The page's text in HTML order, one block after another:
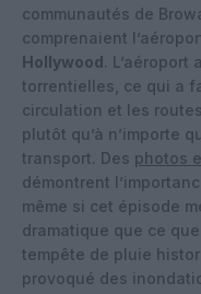
communautés de
comprenaient
Hollywood. L’aéroport
torrentielles, ce qui a
circulation et les
plutôt qu’à n’importe
transport. Des photos
démontrent
même si cet épisode
dramatique que ce
tempête de pluie
provoqué des